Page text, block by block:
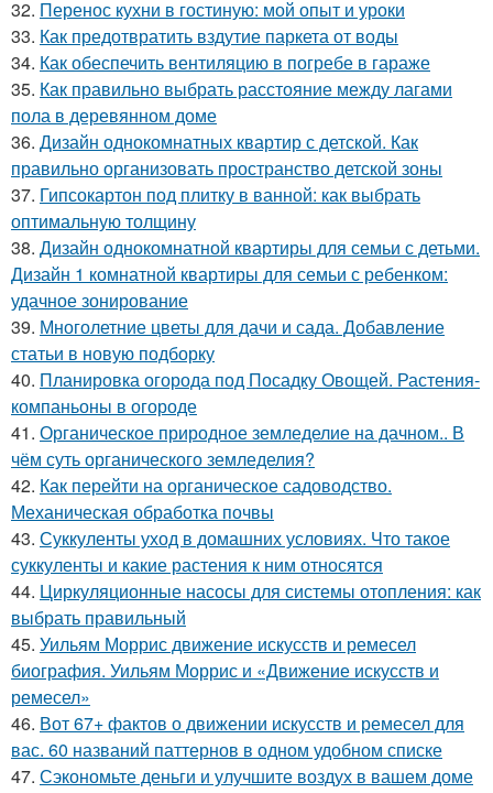
32. Перенос кухни в гостиную: мой опыт и уроки
33. Как предотвратить вздутие паркета от воды
34. Как обеспечить вентиляцию в погребе в гараже
35. Как правильно выбрать расстояние между лагами
пола в деревянном доме
36. Дизайн однокомнатных квартир с детской. Как
правильно организовать пространство детской зоны
37. Гипсокартон под плитку в ванной: как выбрать
оптимальную толщину
38. Дизайн однокомнатной квартиры для семьи с детьми.
Дизайн 1 комнатной квартиры для семьи с ребенком:
удачное зонирование
39. Многолетние цветы для дачи и сада. Добавление
статьи в новую подборку
40. Планировка огорода под Посадку Овощей. Растения-
компаньоны в огороде
41. Органическое природное земледелие на дачном.. В
чём суть органического земледелия?
42. Как перейти на органическое садоводство.
Механическая обработка почвы
43. Суккуленты уход в домашних условиях. Что такое
суккуленты и какие растения к ним относятся
44. Циркуляционные насосы для системы отопления: как
выбрать правильный
45. Уильям Моррис движение искусств и ремесел
биография. Уильям Моррис и «Движение искусств и
ремесел»
46. Вот 67+ фактов о движении искусств и ремесел для
вас. 60 названий паттернов в одном удобном списке
47. Сэкономьте деньги и улучшите воздух в вашем доме